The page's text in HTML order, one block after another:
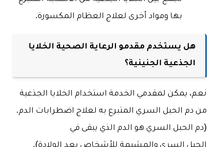
بها ومواد أخرى لعلاج العظام المكسورة.
هل يستخدم مقدمو الرعاية الصحية الخلايا
الجذعية الجنينية؟
نعم، يمكن لمقدمي الخدمة استخدام الخلايا الجذعية
من دم الحبل السري المتبرع به لعلاج اضطرابات الدم.
(دم الحبل السري هو الدم الذي يبقى في